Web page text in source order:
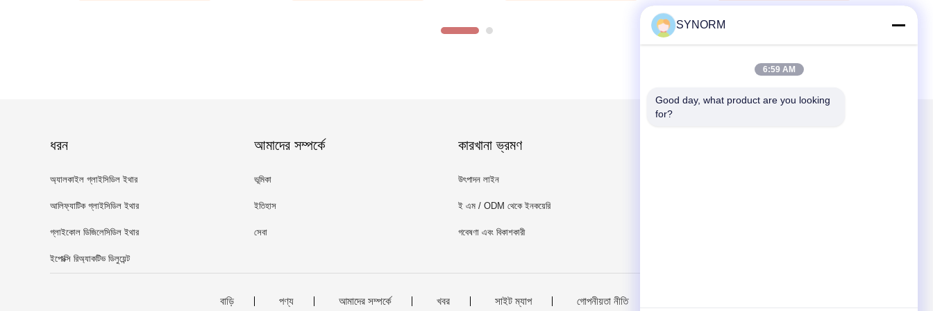
ধরন
অ্যালকাইল গ্লাইসিডিল ইথার
আলিফ্যাটিক গ্লাইসিডিল ইথার
গ্লাইকোল ডিজিলেসিডিল ইথার
ইপোক্সি রিঅ্যাকটিভ ডিলুয়েন্ট
আমাদের সম্পর্কে
ভূমিকা
ইতিহাস
সেবা
কারখানা ভ্রমণ
উৎপাদন লাইন
ই এম / ODM থেকে ইনকয়েরি
গবেষণা এবং বিকাশকারী
বাড়ি পণ্য আমাদের সম্পর্কে খবর সাইট ম্যাপ গোপনীয়তা নীতি
SYNORM
6:59 AM
Good day, what product are you looking
for?